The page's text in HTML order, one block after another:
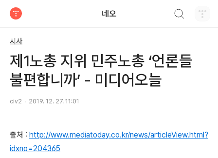
네오
시사
제1노총 지위 민주노총 ‘언론들
불편합니까’ - 미디어오늘
civ2 2019. 12. 27. 11:01
출처 : http://www.mediatoday.co.kr/news/articleView.html?
idxno=204365